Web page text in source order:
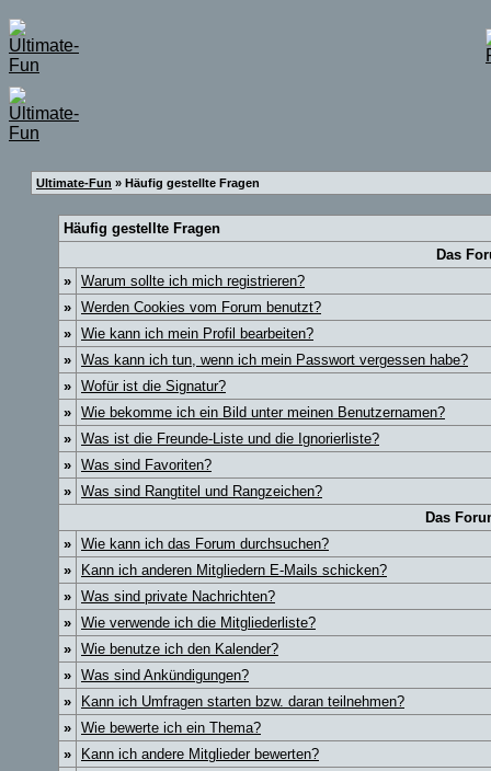
Ultimate-Fun » Häufig gestellte Fragen
Häufig gestellte Fragen
Das
» Warum sollte ich mich registrieren?
» Werden Cookies vom Forum benutzt?
» Wie kann ich mein Profil bearbeiten?
» Was kann ich tun, wenn ich mein Passwort vergessen habe?
» Wofür ist die Signatur?
» Wie bekomme ich ein Bild unter meinen Benutzernamen?
» Was ist die Freunde-Liste und die Ignorierliste?
» Was sind Favoriten?
» Was sind Rangtitel und Rangzeichen?
Das
» Wie kann ich das Forum durchsuchen?
»
Kann ich anderen Mitgliedern E-Mails schicken?
» Was sind private Nachrichten?
» Wie verwende ich die Mitgliederliste?
» Wie benutze ich den Kalender?
» Was sind Ankündigungen?
»
Kann ich Umfragen starten bzw. daran teilnehmen?
» Wie bewerte ich ein Thema?
»
Kann ich andere Mitglieder bewerten?